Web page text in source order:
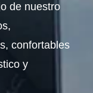
de nuestro
confortables
y